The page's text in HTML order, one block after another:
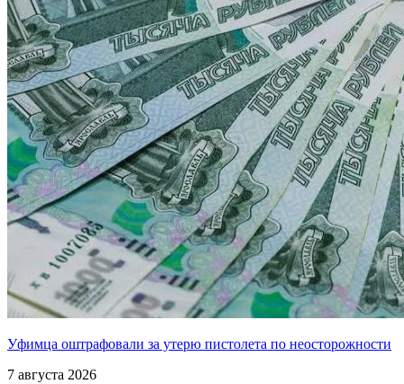
Уфимца оштрафовали за утерю пистолета по неосторожности
7 августа 2026